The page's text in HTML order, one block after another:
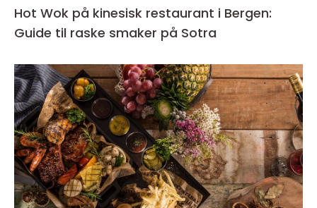
Hot Wok på kinesisk restaurant i Bergen:
Guide til raske smaker på Sotra